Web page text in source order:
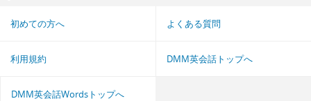
初めての方へ よくある質問
利用規約 DMM英会話トップへ
DMM英会話Wordsトップへ